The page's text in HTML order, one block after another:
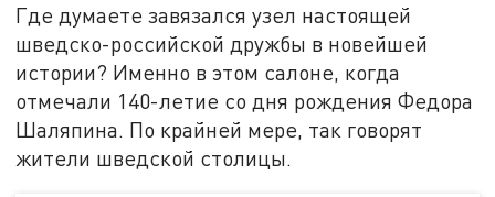
Где думаете завязался узел настоящей
шведско-российской дружбы в новейшей
истории? Именно в этом салоне, когда
отмечали 140-летие со дня рождения Федора
Шаляпина. По крайней мере, так говорят
жители шведской столицы.